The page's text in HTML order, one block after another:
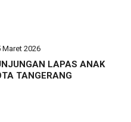
Maret 2026
LAPAS ANAK
TANGERANG